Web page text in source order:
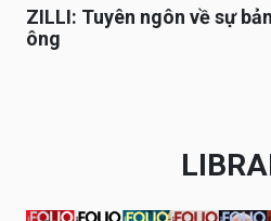
ZILLI: Tuyên ngôn về sự
ông